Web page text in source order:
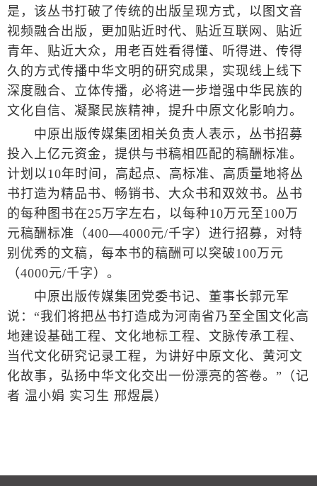
是，该丛书打破了传统的出版呈现方式，以图文音
视频融合出版，更加贴近时代、贴近互联网、贴近
青年、贴近大众，用老百姓看得懂、听得进、传得
久的方式传播中华文明的研究成果，实现线上线下
深度融合、立体传播，必将进一步增强中华民族的
文化自信、凝聚民族精神，提升中原文化影响力。
中原出版传媒集团相关负责人表示，丛书招募
投入上亿元资金，提供与书稿相匹配的稿酬标准。
计划以10年时间，高起点、高标准、高质量地将丛
书打造为精品书、畅销书、大众书和双效书。丛书
的每种图书在25万字左右，以每种10万元至100万
元稿酬标准（400—4000元/千字）进行招募，对特
别优秀的文稿，每本书的稿酬可以突破100万元
（4000元/千字）。
中原出版传媒集团党委书记、董事长郭元军
说：“我们将把丛书打造成为河南省乃至全国文化高
地建设基础工程、文化地标工程、文脉传承工程、
当代文化研究记录工程，为讲好中原文化、黄河文
化故事，弘扬中华文化交出一份漂亮的答卷。”（记
者 温小娟 实习生 邢煜晨）